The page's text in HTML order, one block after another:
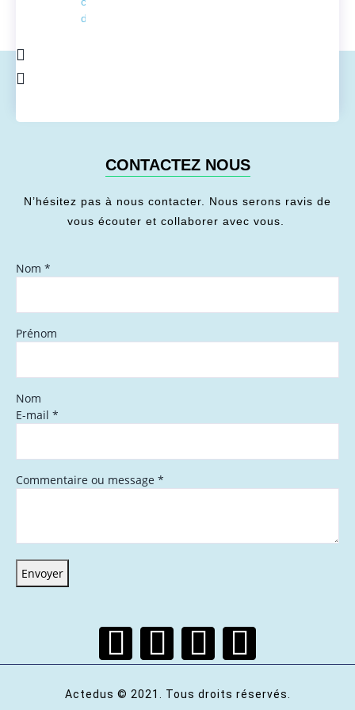
de l'énergie
CONTACTEZ NOUS
N’hésitez pas à nous contacter. Nous serons ravis de
vous écouter et collaborer avec vous.
Nom *
Prénom
Nom
E-mail *
Commentaire ou message *
Envoyer
Actedus © 2021. Tous droits réservés.